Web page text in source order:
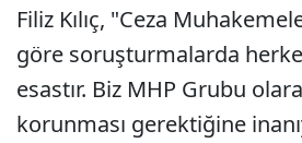
Filiz Kılıç, "Ceza
göre soruşturmalarda
esastır. Biz MHP Grubu
korunması gerektiğine